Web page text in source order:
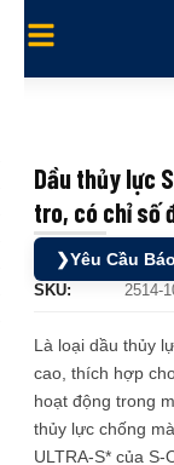
Dầu thủy lực
tro, có chỉ số
❯Yêu Cầu
SKU: 2514-
Là loại dầu thủy
cao, thích hợp
hoạt động trong
thủy lực chống
ULTRA-S* của